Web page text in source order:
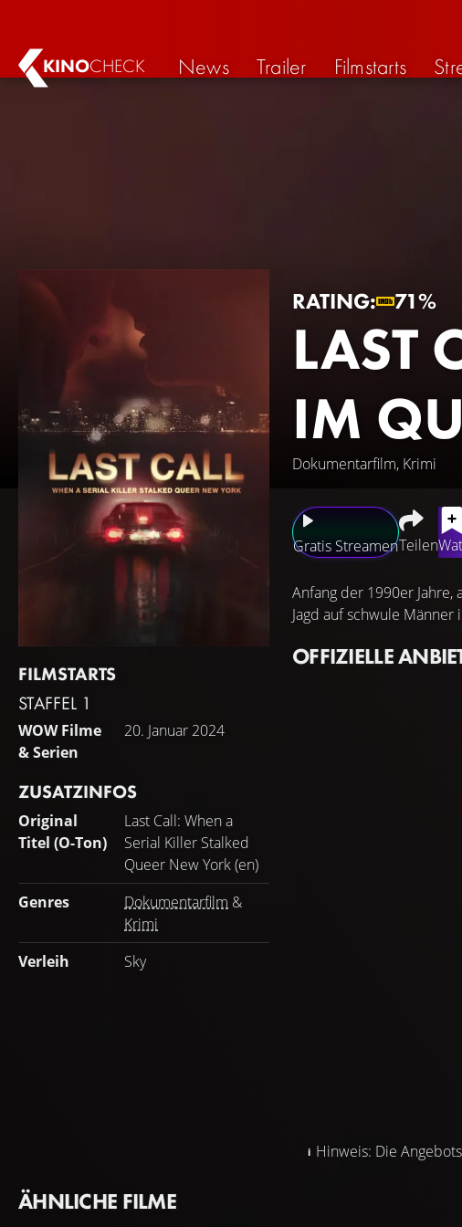
KINOCHECK News Trailer Filmstarts
RATING: 71%
LAST
IM
Dokumentarfilm, Krimi
FILMSTARTS
STAFFEL 1
WOW Filme
& Serien
20. Januar 2024
ZUSATZINFOS
Original
Titel (O-Ton)
Last Call: When a
Serial Killer Stalked
Queer New York (en)
Genres
Dokumentarfilm &
Krimi
Verleih
Sky
Gratis StreamenTeilen
Anfang der 1990er
Jagd auf schwule
OFFIZIELLE
Hinweis: Die
ÄHNLICHE FILME